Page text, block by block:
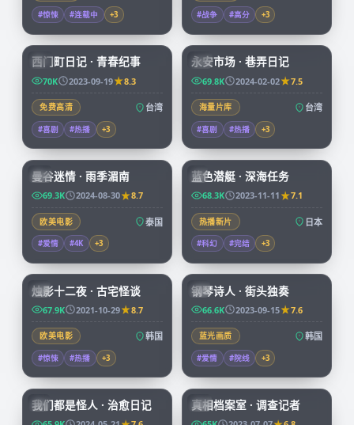
#惊悚 #连载中 +3 #战争 #高分 +3
TW
西门町日记 · 青春纪事
70K 2023-09-19 8.3
免费高清 台湾
#喜剧 #热播 +3
TW
永安市场 · 巷弄日记
69.8K 2024-02-02 7.5
海量片库 台湾
#喜剧 #热播 +3
CN
99:03
曼谷迷情 · 雨季湄南
69.3K 2024-08-30 8.7
欧美电影 泰国
#爱情 #4K +3
JP
45:53
蓝色潜艇 · 深海任务
68.3K 2023-11-11 7.1
热播新片 日本
#科幻 #完结 +3
KR
烛影十二夜 · 古宅怪谈
67.9K 2021-10-29 8.7
欧美电影 韩国
#惊悚 #热播 +3
KR
钢琴诗人 · 街头独奏
66.6K 2023-09-15 7.6
蓝光画质 韩国
#爱情 #院线 +3
KR
66:08
我们都是怪人 · 治愈日记 CN
50:05
真相档案室 · 调查记者